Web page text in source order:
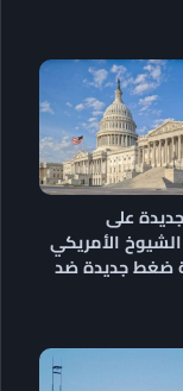
على
الأمريكي
ضغط جديدة ضد